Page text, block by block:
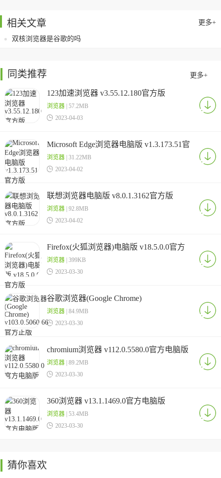
相关文章 更多+
双核浏览器是谷歌的吗
同类推荐 更多+
123加速浏览器 v3.55.12.180官方版
浏览器| 57.2MB
 2023-04-03
Microsoft Edge浏览器电脑版 v1.3.173.51官
方版
浏览器| 31.22MB
 2023-04-02
联想浏览器电脑版 v8.0.1.3162官方版
浏览器| 92.8MB
 2023-04-02
Firefox(火狐浏览器)电脑版 v18.5.0.0官方
版
浏览器| 399KB
 2023-03-30
谷歌浏览器(Google Chrome)
v103.0.5060.66官方正版
浏览器| 84.9MB
 2023-03-30
chromium浏览器 v112.0.5580.0官方电脑版
浏览器| 89.2MB
 2023-03-30
360浏览器 v13.1.1469.0官方电脑版
浏览器| 53.4MB
 2023-03-30
猜你喜欢